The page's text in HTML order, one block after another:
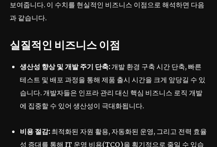
보여줍니다. 이 수치를 현실적인 비즈니스 이점으로 해석하면 다음
과 같습니다.
실질적인 비즈니스 이점
생산성 향상 및 개발 주기 단축:개발 환경 구축 시간 단축, 빠른
테스트 및 배포 과정을 통해 제품 출시 시간을 크게 앞당길 수 있
습니다. 개발자들은 인프라 관리 대신 핵심 비즈니스 로직 개발
에 집중할 수 있어 생산성이 극대화됩니다.
비용 절감:최적화된 자원 활용, 자동화된 운영, 그리고 전력 효율
성 증대를 통해 IT 운영 비용(TCO)을 획기적으로 줄일 수 있습